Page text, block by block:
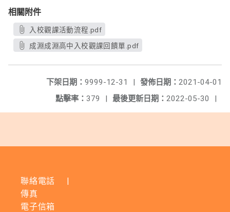
相關附件
入校觀課活動流程.pdf
成淵成淵高中入校觀課回饋單.pdf
發佈日期： 2021-04-01
下架日期： 9999-12-31
|
最後更新日期： 2022-05-30 |
點擊率： 379 |
聯絡電話
|
傳真
電子信箱